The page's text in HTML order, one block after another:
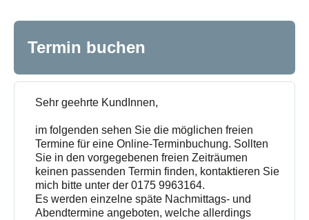
Termin buchen
Sehr geehrte KundInnen,
im folgenden sehen Sie die möglichen freien
Termine für eine Online-Terminbuchung. Sollten
Sie in den vorgegebenen freien Zeiträumen
keinen passenden Termin finden, kontaktieren Sie
mich bitte unter der 0175 9963164.
Es werden einzelne späte Nachmittags- und
Abendtermine angeboten, welche allerdings